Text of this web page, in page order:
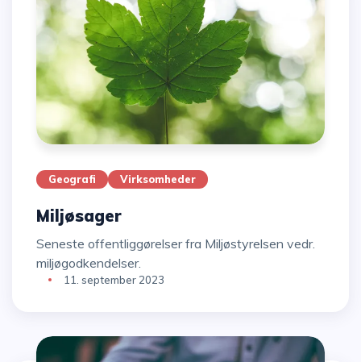
Geografi Virksomheder
Miljøsager
Seneste offentliggørelser fra Miljøstyrelsen vedr.
miljøgodkendelser.
11. september 2023